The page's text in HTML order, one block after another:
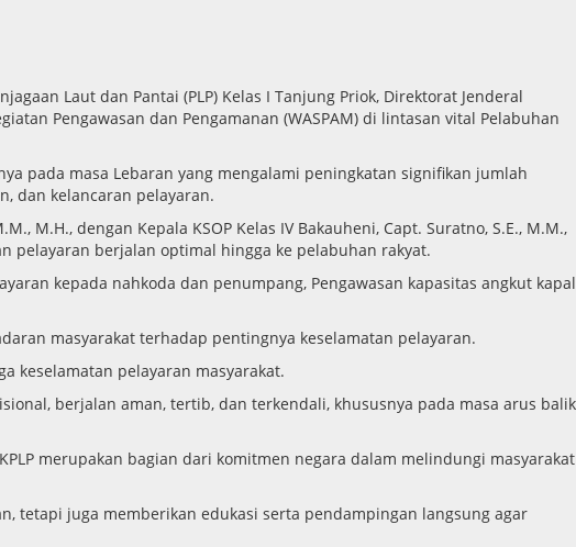
Laut dan Pantai (PLP) Kelas I Tanjung Priok, Direktorat Jenderal
Pengawasan dan Pengamanan (WASPAM) di lintasan vital Pelabuhan
pada masa Lebaran yang mengalami peningkatan signifikan jumlah
dan kelancaran pelayaran.
M.H., dengan Kepala KSOP Kelas IV Bakauheni, Capt. Suratno, S.E., M.M.,
pelayaran berjalan optimal hingga ke pelabuhan rakyat.
kepada nahkoda dan penumpang, Pengawasan kapasitas angkut kapal
masyarakat terhadap pentingnya keselamatan pelayaran.
keselamatan pelayaran masyarakat.
berjalan aman, tertib, dan terkendali, khususnya pada masa arus balik
merupakan bagian dari komitmen negara dalam melindungi masyarakat
tetapi juga memberikan edukasi serta pendampingan langsung agar